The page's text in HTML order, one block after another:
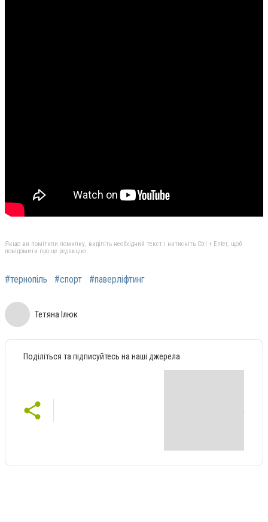
Якщо ви помітили помилку, виділіть необхідний текст і натисніть Ctrl + Enter, щоб
повідомити про це редакцію
#тернопіль #спорт #паверліфтинг
Тетяна Ілюк
Поділіться та підписуйтесь на наші джерела